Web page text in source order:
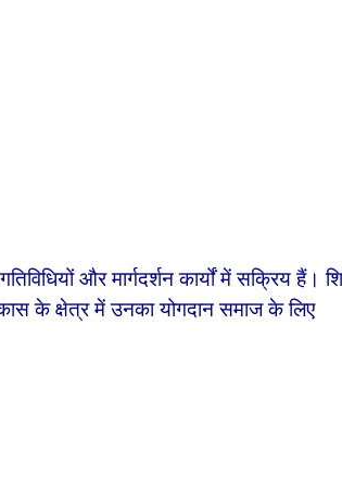
और मार्गदर्शन कार्यों में सक्रिय हैं।
के क्षेत्र में उनका योगदान समाज के लिए